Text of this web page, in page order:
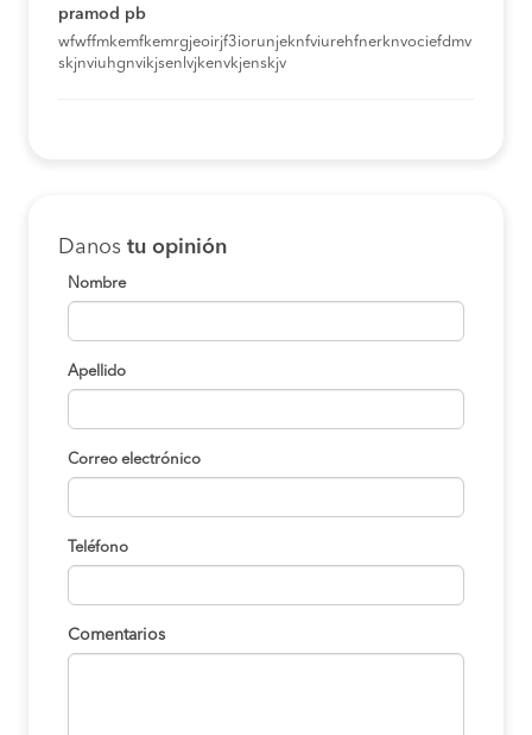
pramod pb
wfwffmkemfkemrgjeoirjf3iorunjeknfviurehfnerknvociefdmv
skjnviuhgnvikjsenlvjkenvkjenskjv
Danos tu opinión
Nombre
Apellido
Correo electrónico
Teléfono
Comentarios